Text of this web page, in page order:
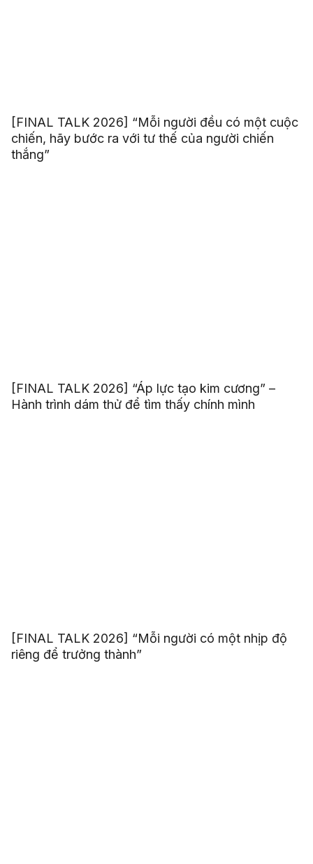
[FINAL TALK 2026] “Mỗi người đều có một cuộc
chiến, hãy bước ra với tư thế của người chiến
thắng”
[FINAL TALK 2026] “Áp lực tạo kim cương” –
Hành trình dám thử để tìm thấy chính mình
[FINAL TALK 2026] “Mỗi người có một nhịp độ
riêng để trưởng thành”